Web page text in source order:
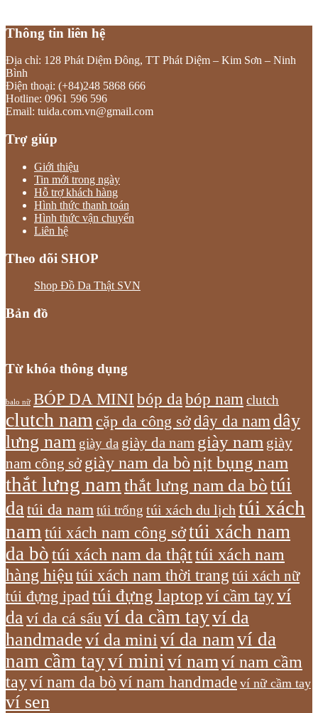
Thông tin liên hệ
Địa chỉ: 128 Phát Diệm Đông, TT Phát Diệm – Kim Sơn – Ninh
Bình
Điện thoại: (+84)248 5868 666
Hotline: 0961 596 596
Email: tuida.com.vn@gmail.com
Trợ giúp
Giới thiệu
Tin mới trong ngày
Hỗ trợ khách hàng
Hình thức thanh toán
Hình thức vận chuyển
Liên hệ
Theo dõi SHOP
Shop Đồ Da Thật SVN
Bản đồ
Từ khóa thông dụng
balo nữ BÓP DA MINI bóp dabóp namclutch
clutch namcặp da công sởdây da namdây
lưng nam giày da giày da nam giày nam giày
nam công sở giày nam da bònịt bụng nam
thắt lưng nam thắt lưng nam da bòtúi
datúi da namtúi trống túi xách du lịch túi xách
nam túi xách nam công sởtúi xách nam
da bòtúi xách nam da thậttúi xách nam
hàng hiệu túi xách nam thời trang túi xách nữ
túi đựng ipadtúi đựng laptop ví cầm tayví
da ví da cá sấuví da cầm tayví da
handmadeví da mini ví da namví da
nam cầm tayví miniví namví nam cầm
tayví nam da bò ví nam handmade ví nữ cầm tay
ví sen